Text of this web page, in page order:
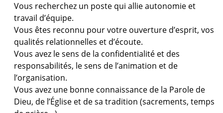
Vous recherchez un poste qui allie autonomie et
travail d’équipe.
Vous êtes reconnu pour votre ouverture d’esprit, vos
qualités relationnelles et d’écoute.
Vous avez le sens de la confidentialité et des
responsabilités, le sens de l’animation et de
l’organisation.
Vous avez une bonne connaissance de la Parole de
Dieu, de l’Église et de sa tradition (sacrements, temps